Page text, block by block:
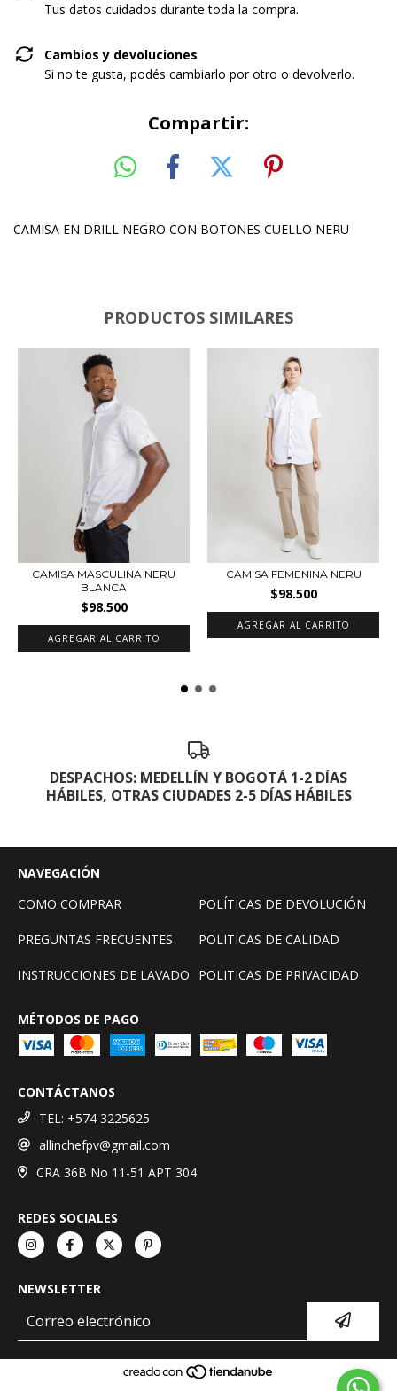
Tus datos cuidados durante toda la compra.
Cambios y devoluciones
Si no te gusta, podés cambiarlo por otro o devolverlo.
Compartir:
CAMISA EN DRILL NEGRO CON BOTONES CUELLO NERU
PRODUCTOS SIMILARES
CAMISA MASCULINA NERU
BLANCA
$98.500
AGREGAR AL CARRITO
CAMISA FEMENINA NERU
$98.500
AGREGAR AL CARRITO
DESPACHOS: MEDELLÍN Y BOGOTÁ 1-2 DÍAS
HÁBILES, OTRAS CIUDADES 2-5 DÍAS HÁBILES
NAVEGACIÓN
COMO COMPRAR
POLÍTICAS DE DEVOLUCIÓN
PREGUNTAS FRECUENTES POLITICAS DE CALIDAD
INSTRUCCIONES DE LAVADO POLITICAS DE PRIVACIDAD
MÉTODOS DE PAGO
CONTÁCTANOS
TEL: +574 3225625
allinchefpv@gmail.com
CRA 36B No 11-51 APT 304
REDES SOCIALES
NEWSLETTER